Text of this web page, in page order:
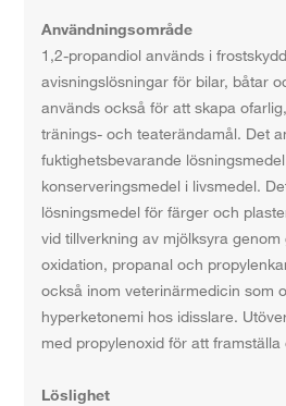
Användningsområde
1,2-propandiol används i
avisningslösningar för bilar, båtar
används också för att skapa
tränings- och teaterändamål. Det
fuktighetsbevarande
konserveringsmedel i livsmedel.
lösningsmedel för färger och
vid tillverkning av mjölksyra
oxidation, propanal och
också inom veterinärmedicin som
hyperketonemi hos idisslare.
med propylenoxid för att framställa
Löslighet